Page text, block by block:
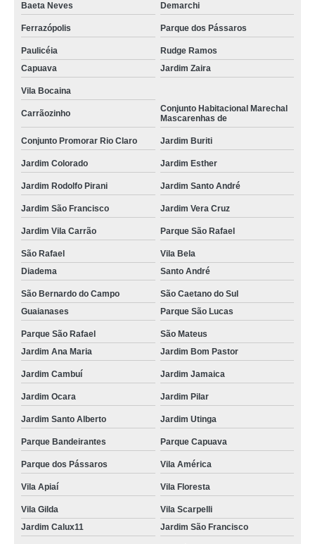
Baeta Neves Demarchi
Ferrazópolis Parque dos Pássaros
Paulicéia
Rudge Ramos
Capuava
Jardim Zaira
Vila Bocaina
Carrãozinho
Conjunto Habitacional Marechal
Mascarenhas de
Conjunto Promorar Rio Claro Jardim Buriti
Jardim Colorado Jardim Esther
Jardim Rodolfo Pirani Jardim Santo André
Jardim São Francisco Jardim Vera Cruz
Jardim Vila Carrão Parque São Rafael
São Rafael
Vila Bela
Diadema
Santo André
São Bernardo do Campo
São Caetano do Sul
Guaianases
Parque São Lucas
Parque São Rafael
São Mateus
Jardim Ana Maria
Jardim Bom Pastor
Jardim Cambuí Jardim Jamaica
Jardim Ocara Jardim Pilar
Jardim Santo Alberto Jardim Utinga
Parque Bandeirantes Parque Capuava
Parque dos Pássaros Vila América
Vila Apiaí Vila Floresta
Vila Gilda
Vila Scarpelli
Jardim Calux11
Jardim São Francisco